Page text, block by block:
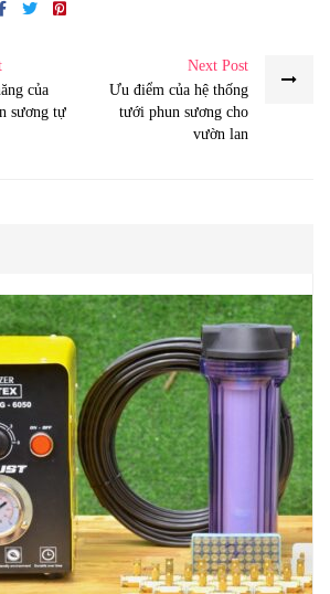
của
sương tự
Next Post
Ưu điểm của hệ thống
tưới phun sương cho
vườn lan